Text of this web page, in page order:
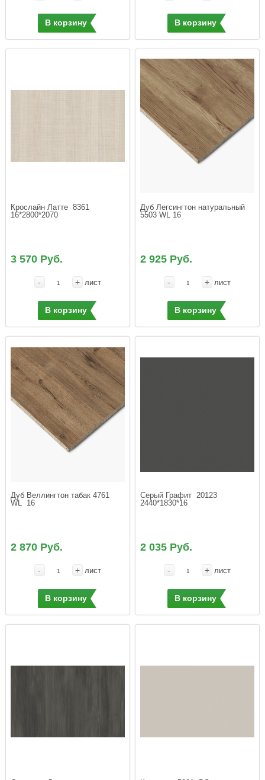
В корзину В корзину
Крослайн Латте  8361
16*2800*2070
3 570 Руб.
- + лист
В корзину
Дуб Легсингтон натуральный
5503 WL 16
2 925 Руб.
- + лист
В корзину
Дуб Веллингтон табак 4761
WL  16
2 870 Руб.
- + лист
В корзину
Серый Графит  20123
2440*1830*16
2 035 Руб.
- + лист
В корзину